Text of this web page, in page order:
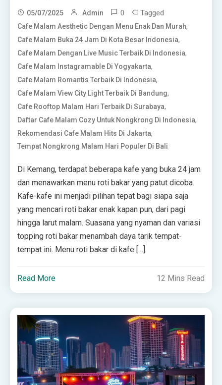
05/07/2025 Admin 0 Tagged
Cafe Malam Aesthetic Dengan Menu Enak Dan Murah,
Cafe Malam Buka 24 Jam Di Kota Besar Indonesia,
Cafe Malam Dengan Live Music Terbaik Di Indonesia,
Cafe Malam Instagramable Di Yogyakarta,
Cafe Malam Romantis Terbaik Di Indonesia,
Cafe Malam View City Light Terbaik Di Bandung,
Cafe Rooftop Malam Hari Terbaik Di Surabaya,
Daftar Cafe Malam Cozy Untuk Nongkrong Di Indonesia,
Rekomendasi Cafe Malam Hits Di Jakarta,
Tempat Nongkrong Malam Hari Populer Di Bali
Di Kemang, terdapat beberapa kafe yang buka 24 jam
dan menawarkan menu roti bakar yang patut dicoba.
Kafe-kafe ini menjadi pilihan tepat bagi siapa saja
yang mencari roti bakar enak kapan pun, dari pagi
hingga larut malam. Suasana yang nyaman dan variasi
topping roti bakar menambah daya tarik tempat-
tempat ini. Menu roti bakar di kafe […]
Read More 12 Mins Read